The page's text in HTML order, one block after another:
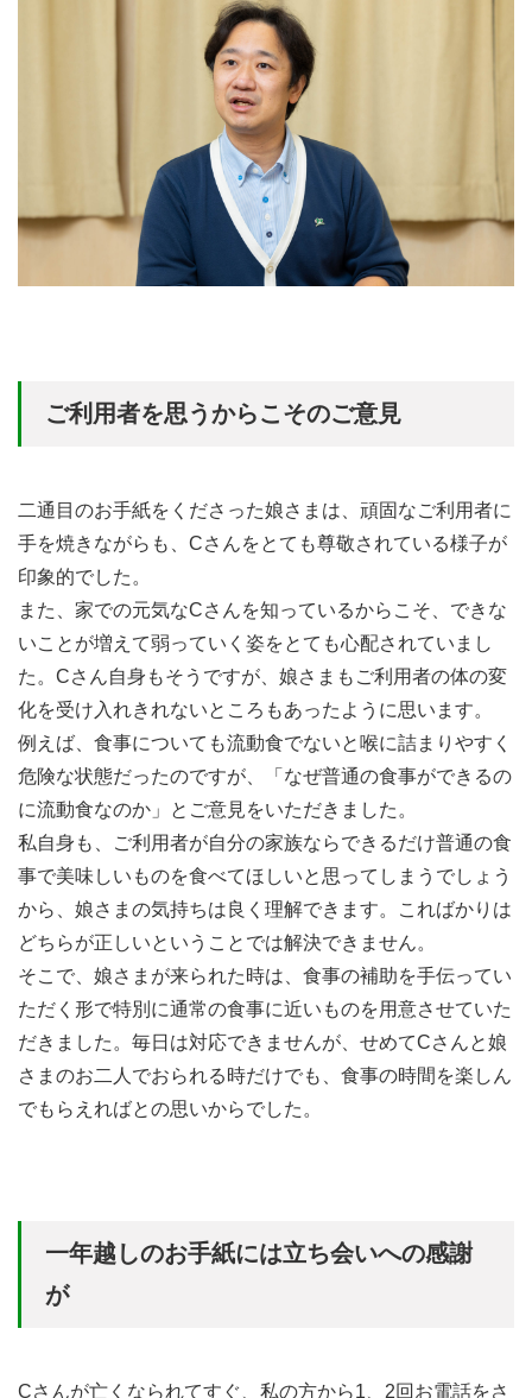
ご利用者を思うからこそのご意見
二通目のお手紙をくださった娘さまは、頑固なご利用者に
手を焼きながらも、Cさんをとても尊敬されている様子が
印象的でした。
また、家での元気なCさんを知っているからこそ、できな
いことが増えて弱っていく姿をとても心配されていまし
た。Cさん自身もそうですが、娘さまもご利用者の体の変
化を受け入れきれないところもあったように思います。
例えば、食事についても流動食でないと喉に詰まりやすく
危険な状態だったのですが、「なぜ普通の食事ができるの
に流動食なのか」とご意見をいただきました。
私自身も、ご利用者が自分の家族ならできるだけ普通の食
事で美味しいものを食べてほしいと思ってしまうでしょう
から、娘さまの気持ちは良く理解できます。こればかりは
どちらが正しいということでは解決できません。
そこで、娘さまが来られた時は、食事の補助を手伝ってい
ただく形で特別に通常の食事に近いものを用意させていた
だきました。毎日は対応できませんが、せめてCさんと娘
さまのお二人でおられる時だけでも、食事の時間を楽しん
でもらえればとの思いからでした。
一年越しのお手紙には立ち会いへの感謝
が
Cさんが亡くなられてすぐ、私の方から1、2回お電話をさ